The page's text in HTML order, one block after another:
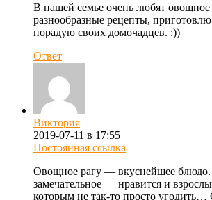
В нашей семье очень любят овощное
разнообразные рецепты,
порадую своих домочадцев. :))
Ответ
Виктория
2019-07-11 в 17:55
Постоянная ссылка
Овощное рагу — вкуснейшее блюдо.
замечательное — нравится и
которым не так-то просто угодить…